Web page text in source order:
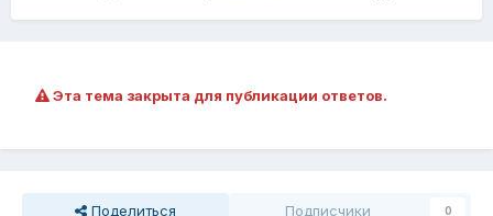
Эта тема закрыта для публикации ответов.
Поделиться Подписчики 0